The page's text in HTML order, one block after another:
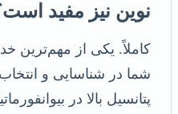
نوین نیز مفید
کاملاً. یکی از مهم‌ترین
شما در شناسایی و
پتانسیل بالا در